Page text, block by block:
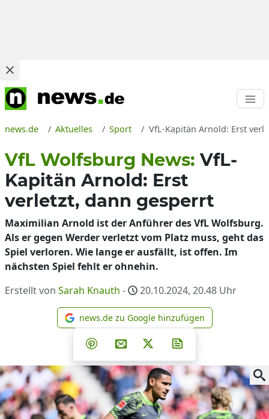
news.de Aktuelles Sport VfL-Kapitän Arnold: Erst
VfL Wolfsburg News: VfL-
Kapitän Arnold: Erst
verletzt, dann gesperrt
Maximilian Arnold ist der Anführer des VfL Wolfsburg.
Als er gegen Werder verletzt vom Platz muss, geht das
Spiel verloren. Wie lange er ausfällt, ist offen. Im
nächsten Spiel fehlt er ohnehin.
Erstellt von Sarah Knauth - 20.10.2024, 20.48 Uhr
news.de zu Google
news.de zu Google hinzufügen
Teilen auf Facebook
Teilen auf Whatsapp
Teilen auf Telegram
Teilen auf Pinterest
Per E-Mail teilen
Post auf X